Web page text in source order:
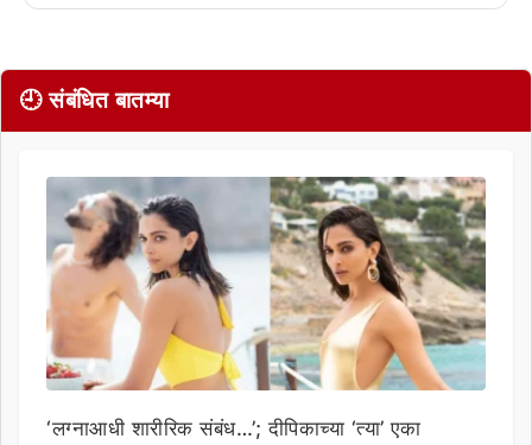
🕘 संबंधित बातम्या
‘लग्नाआधी शारीरिक संबंध…’; दीपिकाच्या ‘त्या’ एका